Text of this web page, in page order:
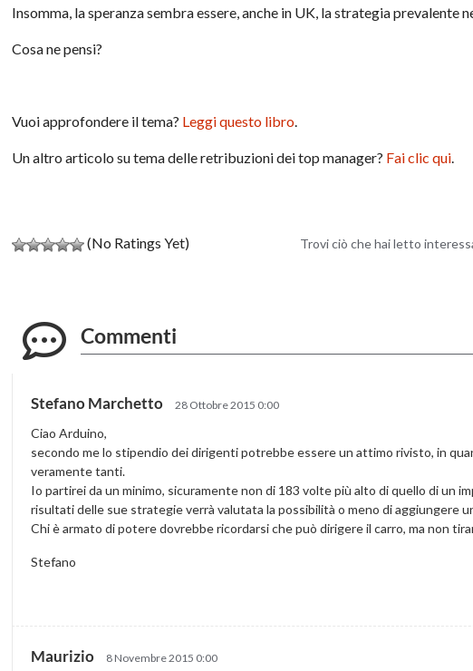
Insomma, la speranza sembra essere, anche in UK, la strategia prevalente
Cosa ne pensi?
Vuoi approfondere il tema? Leggi questo libro.
Un altro articolo su tema delle retribuzioni dei top manager? Fai clic qui.
(No Ratings Yet) Trovi ciò che hai letto
Commenti
Stefano Marchetto 28 Ottobre 2015 0:00
Ciao Arduino,
secondo me lo stipendio dei dirigenti potrebbe essere un attimo rivisto, in
veramente tanti.
Io partirei da un minimo, sicuramente non di 183 volte più alto di quello di un
risultati delle sue strategie verrà valutata la possibilità o meno di aggiungere
Chi è armato di potere dovrebbe ricordarsi che può dirigere il carro, ma non
Stefano
Maurizio 8 Novembre 2015 0:00